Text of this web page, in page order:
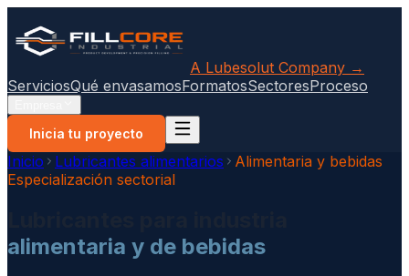
A Lubesolut Company →
ServiciosQué envasamosFormatosSectoresProceso
Inicia tu proyecto
Inicio Lubricantes alimentarios
Alimentaria y bebidas
Especialización sectorial
alimentaria y de bebidas